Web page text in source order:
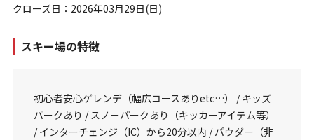
クローズ日：2026年03月29日(日)
スキー場の特徴
初心者安心ゲレンデ（幅広コースありetc…） / キッズ
パークあり / スノーパークあり（キッカーアイテム等）
/ インターチェンジ（IC）から20分以内 / パウダー（非